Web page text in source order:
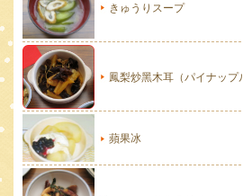
きゅうりスープ
鳳梨炒黑木耳（パイナップ
蘋果冰